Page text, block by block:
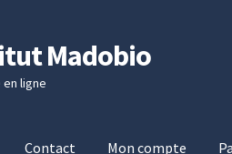
Madobio
ligne
Contact Mon compte